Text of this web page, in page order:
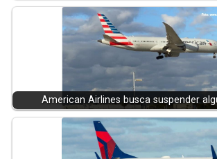
American Airlines busca suspender